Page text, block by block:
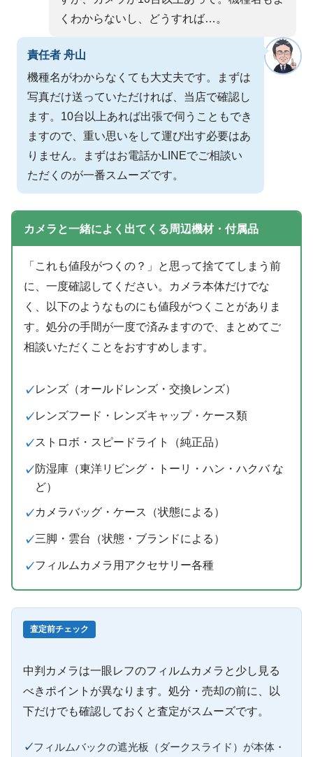
くわからないし、どうすれば…。
責任者 舟山
機種名がわからなくても大丈夫です。まずは
写真だけ送っていただければ、当店で確認し
ます。10台以上あれば出張で伺うこともでき
ますので、重い思いをして運び出す必要はあ
りません。まずはお電話かLINEでご相談い
ただくのが一番スムーズです。
カメラと一緒によく出てくる周辺機材・付属品
「これも値段がつくの？」と思って捨ててしまう前
に、一度確認してください。カメラ本体だけでな
く、以下のようなものにも値段がつくことがありま
す。処分の手間が一度で済みますので、まとめてご
相談いただくことをおすすめします。
レンズ（オールドレンズ・交換レンズ）
レンズフード・レンズキャップ・ケース類
ストロボ・スピードライト（純正品）
防湿庫（東洋リビング・トーリ・ハン・ハクバ な
ど）
カメラバッグ・ケース（状態による）
三脚・雲台（状態・ブランドによる）
フィルムカメラ用アクセサリー各種
査定前チェック
中判カメラは一眼レフのフィルムカメラと少し見る
べきポイントが異なります。処分・売却の前に、以
下だけでも確認しておくと査定がスムーズです。
フィルムバックの遮光板（ダークスライド）が本体・